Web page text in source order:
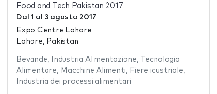
Food and Tech Pakistan 2017
Dal 1 al 3 agosto 2017
Expo Centre Lahore
Lahore, Pakistan
Bevande, Industria Alimentazione,
Tecnologia
Alimentare, Macchine Alimenti, Fiere idustriale,
Industria dei processi alimentari